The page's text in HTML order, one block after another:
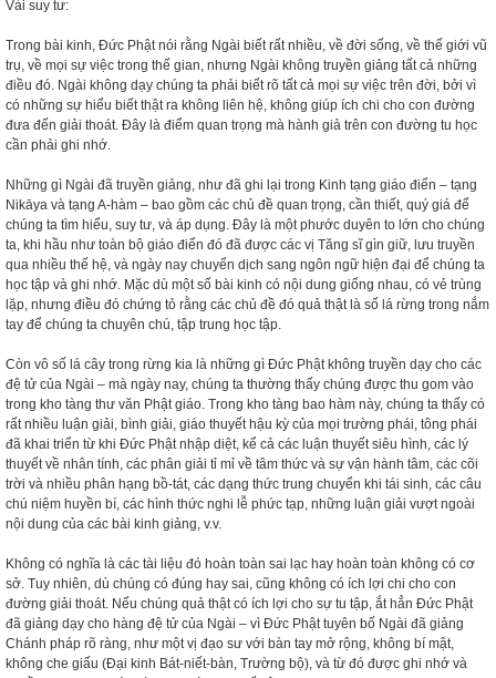
Vài suy tư:
Trong bài kinh, Đức Phật nói rằng Ngài biết rất nhiều, về đời sống, về thế giới vũ
trụ, về mọi sự việc trong thế gian, nhưng Ngài không truyền giảng tất cả những
điều đó. Ngài không dạy chúng ta phải biết rõ tất cả mọi sự việc trên đời, bởi vì
có những sự hiểu biết thật ra không liên hệ, không giúp ích chi cho con đường
đưa đến giải thoát. Đây là điểm quan trọng mà hành giả trên con đường tu học
cần phải ghi nhớ.
Những gì Ngài đã truyền giảng, như đã ghi lại trong Kinh tạng giáo điển – tạng
Nikāya và tạng A-hàm – bao gồm các chủ đề quan trọng, cần thiết, quý giá để
chúng ta tìm hiểu, suy tư, và áp dụng. Đây là một phước duyên to lớn cho chúng
ta, khi hầu như toàn bộ giáo điển đó đã được các vị Tăng sĩ gìn giữ, lưu truyền
qua nhiều thế hệ, và ngày nay chuyển dịch sang ngôn ngữ hiện đại để chúng ta
học tập và ghi nhớ. Mặc dù một số bài kinh có nội dung giống nhau, có vẻ trùng
lặp, nhưng điều đó chứng tỏ rằng các chủ đề đó quả thật là số lá rừng trong nắm
tay để chúng ta chuyên chú, tập trung học tập.
Còn vô số lá cây trong rừng kia là những gì Đức Phật không truyền dạy cho các
đệ tử của Ngài – mà ngày nay, chúng ta thường thấy chúng được thu gom vào
trong kho tàng thư văn Phật giáo. Trong kho tàng bao hàm này, chúng ta thấy có
rất nhiều luận giải, bình giải, giáo thuyết hậu kỳ của mọi trường phái, tông phái
đã khai triển từ khi Đức Phật nhập diệt, kể cả các luận thuyết siêu hình, các lý
thuyết về nhân tính, các phân giải tỉ mỉ về tâm thức và sự vận hành tâm, các cõi
trời và nhiều phân hạng bồ-tát, các dạng thức trung chuyển khi tái sinh, các câu
chú niệm huyền bí, các hình thức nghi lễ phức tạp, những luận giải vượt ngoài
nội dung của các bài kinh giảng, v.v.
Không có nghĩa là các tài liệu đó hoàn toàn sai lạc hay hoàn toàn không có cơ
sở. Tuy nhiên, dù chúng có đúng hay sai, cũng không có ích lợi chi cho con
đường giải thoát. Nếu chúng quả thật có ích lợi cho sự tu tập, ắt hẳn Đức Phật
đã giảng dạy cho hàng đệ tử của Ngài – vì Đức Phật tuyên bố Ngài đã giảng
Chánh pháp rõ ràng, như một vị đạo sư với bàn tay mở rộng, không bí mật,
không che giấu (Đại kinh Bát-niết-bàn, Trường bộ), và từ đó được ghi nhớ và